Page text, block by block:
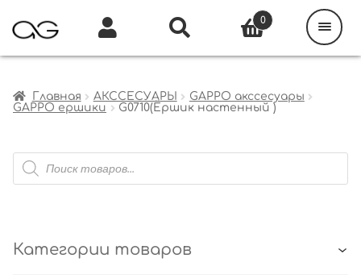
Главная АКССЕСУАРЫ
GAPPO акссесуары
GAPPO ершики
G0710(Ёршик настенный )
Поиск
товаров
Категории товаров
0